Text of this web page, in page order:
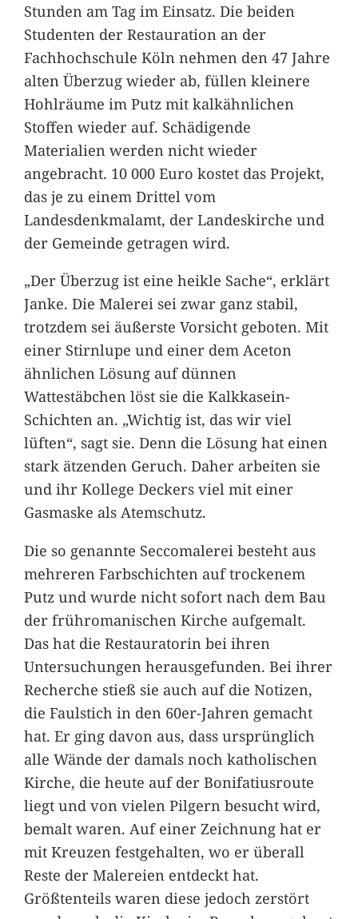
Stunden am Tag im Einsatz. Die beiden
Studenten der Restauration an der
Fachhochschule Köln nehmen den 47 Jahre
alten Überzug wieder ab, füllen kleinere
Hohlräume im Putz mit kalkähnlichen
Stoffen wieder auf. Schädigende
Materialien werden nicht wieder
angebracht. 10 000 Euro kostet das Projekt,
das je zu einem Drittel vom
Landesdenkmalamt, der Landeskirche und
der Gemeinde getragen wird.
„Der Überzug ist eine heikle Sache“, erklärt
Janke. Die Malerei sei zwar ganz stabil,
trotzdem sei äußerste Vorsicht geboten. Mit
einer Stirnlupe und einer dem Aceton
ähnlichen Lösung auf dünnen
Wattestäbchen löst sie die Kalkkasein-
Schichten an. „Wichtig ist, das wir viel
lüften“, sagt sie. Denn die Lösung hat einen
stark ätzenden Geruch. Daher arbeiten sie
und ihr Kollege Deckers viel mit einer
Gasmaske als Atemschutz.
Die so genannte Seccomalerei besteht aus
mehreren Farbschichten auf trockenem
Putz und wurde nicht sofort nach dem Bau
der frühromanischen Kirche aufgemalt.
Das hat die Restauratorin bei ihren
Untersuchungen herausgefunden. Bei ihrer
Recherche stieß sie auch auf die Notizen,
die Faulstich in den 60er-Jahren gemacht
hat. Er ging davon aus, dass ursprünglich
alle Wände der damals noch katholischen
Kirche, die heute auf der Bonifatiusroute
liegt und von vielen Pilgern besucht wird,
bemalt waren. Auf einer Zeichnung hat er
mit Kreuzen festgehalten, wo er überall
Reste der Malereien entdeckt hat.
Größtenteils waren diese jedoch zerstört